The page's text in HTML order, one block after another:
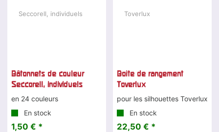
Bâtonnets de couleur
Seccorell, individuels
en 24 couleurs
En stock
1,50 € *
Boîte de rangement
Toverlux
pour les silhouettes Toverlux
En stock
22,50 € *